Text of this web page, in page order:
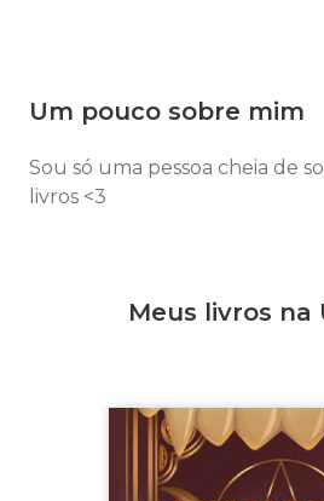
Um pouco sobre mim
Sou só uma pessoa cheia de
livros <3
Meus livros na